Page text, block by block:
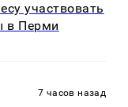
участвовать
в Перми
7 часов назад